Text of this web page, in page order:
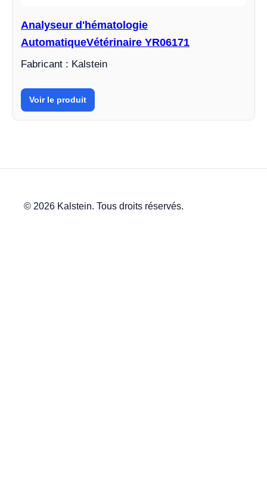
Analyseur d'hématologie
AutomatiqueVétérinaire YR06171
Fabricant : Kalstein
Voir le produit
© 2026 Kalstein. Tous droits réservés.